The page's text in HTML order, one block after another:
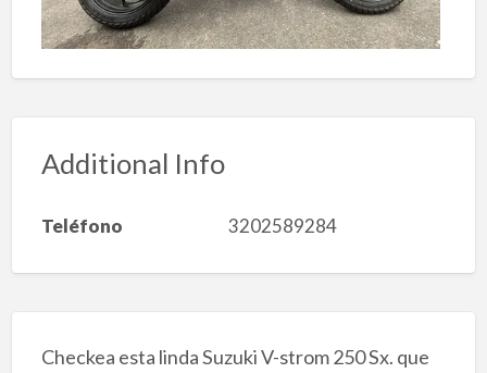
Additional Info
Teléfono 3202589284
Checkea esta linda Suzuki V-strom 250 Sx. que